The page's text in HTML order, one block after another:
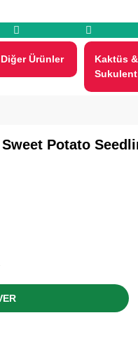
Diğer Ürünler
Kaktüs &
Sukulent
Potato